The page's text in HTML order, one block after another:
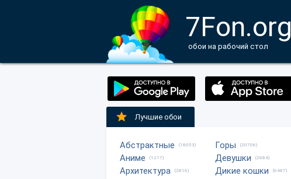
7Fon.org
обои на рабочий стол
Лучшие обои
Абстрактные (18053)
Аниме (1217)
Архитектура (2816)
Горы (20706)
Девушки (2684)
Дикие кошки (6487)